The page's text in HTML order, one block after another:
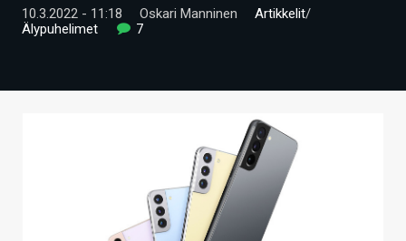
VIDEOT
10.3.2022 - 11:18 Oskari Manninen Artikkelit/
Älypuhelimet
7